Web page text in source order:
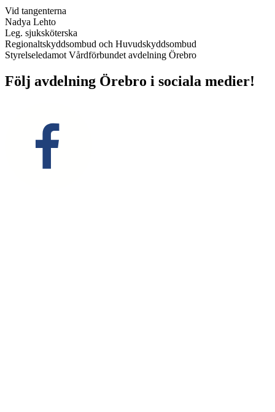
Vid tangenterna
Nadya Lehto
Leg. sjuksköterska
Regionaltskyddsombud och Huvudskyddsombud
Styrelseledamot Vårdförbundet avdelning Örebro
Följ avdelning Örebro i sociala medier!